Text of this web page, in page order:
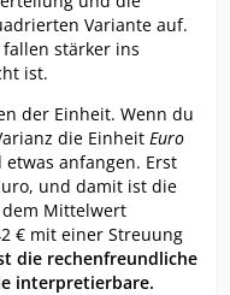
Variante auf.
stärker ins
ist.
der Einheit. Wenn du
die Einheit Euro
anfangen. Erst
und damit ist die
Mittelwert
€ mit einer Streuung
die rechenfreundliche
interpretierbare.